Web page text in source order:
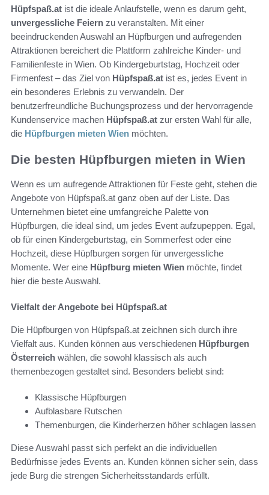
Hüpfspaß.at ist die ideale Anlaufstelle, wenn es darum geht,
unvergessliche Feiern zu veranstalten. Mit einer
beeindruckenden Auswahl an Hüpfburgen und aufregenden
Attraktionen bereichert die Plattform zahlreiche Kinder- und
Familienfeste in Wien. Ob Kindergeburtstag, Hochzeit oder
Firmenfest – das Ziel von Hüpfspaß.at ist es, jedes Event in
ein besonderes Erlebnis zu verwandeln. Der
benutzerfreundliche Buchungsprozess und der hervorragende
Kundenservice machen Hüpfspaß.at zur ersten Wahl für alle,
die Hüpfburgen mieten Wien möchten.
Die besten Hüpfburgen mieten in Wien
Wenn es um aufregende Attraktionen für Feste geht, stehen die
Angebote von Hüpfspaß.at ganz oben auf der Liste. Das
Unternehmen bietet eine umfangreiche Palette von
Hüpfburgen, die ideal sind, um jedes Event aufzupeppen. Egal,
ob für einen Kindergeburtstag, ein Sommerfest oder eine
Hochzeit, diese Hüpfburgen sorgen für unvergessliche
Momente. Wer eine Hüpfburg mieten Wien möchte, findet
hier die beste Auswahl.
Vielfalt der Angebote bei Hüpfspaß.at
Die Hüpfburgen von Hüpfspaß.at zeichnen sich durch ihre
Vielfalt aus. Kunden können aus verschiedenen Hüpfburgen
Österreich wählen, die sowohl klassisch als auch
themenbezogen gestaltet sind. Besonders beliebt sind:
Klassische Hüpfburgen
Aufblasbare Rutschen
Themenburgen, die Kinderherzen höher schlagen lassen
Diese Auswahl passt sich perfekt an die individuellen
Bedürfnisse jedes Events an. Kunden können sicher sein, dass
jede Burg die strengen Sicherheitsstandards erfüllt.